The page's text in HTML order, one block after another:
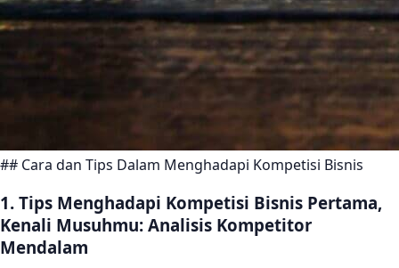
## Cara dan Tips Dalam Menghadapi Kompetisi Bisnis
1. Tips Menghadapi Kompetisi Bisnis Pertama,
Kenali Musuhmu: Analisis Kompetitor
Mendalam